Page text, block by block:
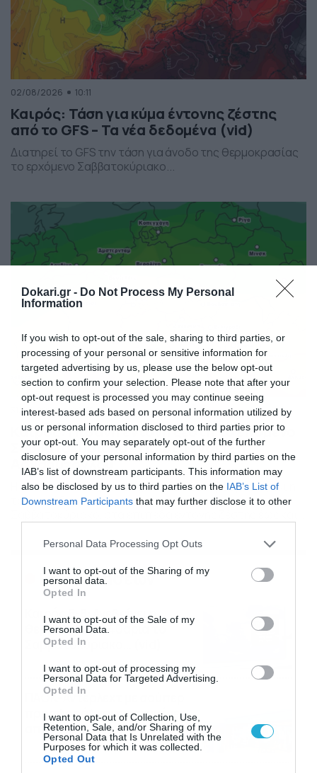
Dokari.gr - Do Not Process My Personal
Information
If you wish to opt-out of the sale, sharing to third parties, or
processing of your personal or sensitive information for
targeted advertising by us, please use the below opt-out
section to confirm your selection. Please note that after your
opt-out request is processed you may continue seeing
interest-based ads based on personal information utilized by
us or personal information disclosed to third parties prior to
your opt-out. You may separately opt-out of the further
disclosure of your personal information by third parties on the
IAB’s list of downstream participants. This information may
also be disclosed by us to third parties on the IAB’s List of
Downstream Participants that may further disclose it to other
Please note that this website/app uses one or more Google
not limited to your visit or usage behaviour. You may click to
grant or deny consent to Google and its third-party tags to
use your data for below specified purposes in below Google
consent section.
Personal Data Processing Opt Outs
I want to opt-out of the Sharing of my
personal data.
Opted In
I want to opt-out of the Sale of my
Personal Data.
Opted In
I want to opt-out of processing my
Personal Data for Targeted Advertising.
Opted In
I want to opt-out of Collection, Use,
Retention, Sale, and/or Sharing of my
Personal Data that Is Unrelated with the
Purposes for which it was collected.
Opted Out
02/08/2026 10:11
Καιρός: Τάση για κύμα έντονης ζέστης
από το GFS – Τα νέα δεδομένα (vid)
Διατηρεί το GFS την τάση για άνοδο της θερμοκρασίας
το ερχόμενο Σαββατοκύριακο...
31/07/2026 22:55
Καιρός: Πιθανή έντονη ζέστη το επόμενο
Σαββατοκύριακο – Πρώτη ένδειξη
Αρναούτογλου
Η ένταση των ανέμων έως τα μέσα της εβδομάδας και η
τάση ανόδου της θερμοκρασίας το επόμενο
πρόγνωσης του Σάκη Αρναούτογλου.
Ροή Ειδήσεων
Καιρός 6-8: Ανεβαίνει η
θερμοκρασία, 40άρια το
Σαββατοκύριακο… (vid)
06/08/2026 22:00
ΠΑΟΚ-Άντερλεχτ με σούπερ
προσφορά* και ενισχυμένες
αποδόσεις από
το Pamestoixima.gr
06/08/2026 14:02